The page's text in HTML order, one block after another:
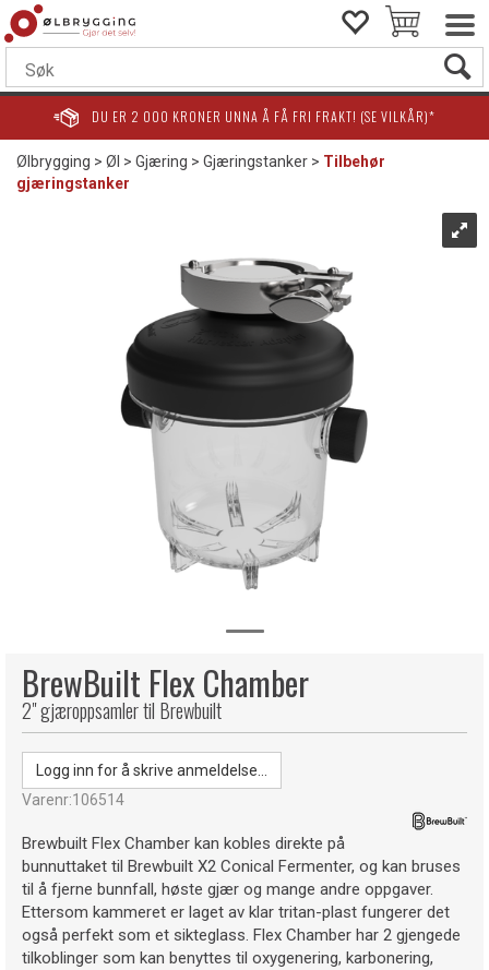
DU ER 2 000 KRONER UNNA Å FÅ FRI FRAKT! (SE VILKÅR)*
Ølbrygging>Øl >Gjæring>Gjæringstanker>Tilbehør
gjæringstanker
BrewBuilt Flex Chamber
2" gjæroppsamler til Brewbuilt
Logg inn for å skrive anmeldelse...
Varenr:106514
Brewbuilt Flex Chamber kan kobles direkte på
bunnuttaket til Brewbuilt X2 Conical Fermenter, og kan bruses
til å fjerne bunnfall, høste gjær og mange andre oppgaver.
Ettersom kammeret er laget av klar tritan-plast fungerer det
også perfekt som et sikteglass. Flex Chamber har 2 gjengede
tilkoblinger som kan benyttes til oxygenering, karbonering,